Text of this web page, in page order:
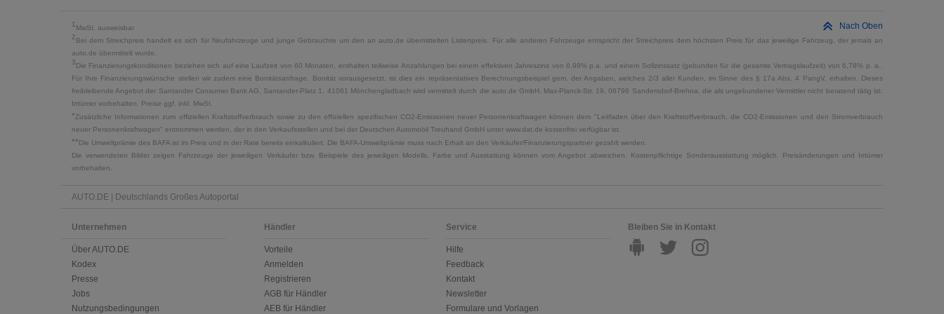
Nach Oben
1 MwSt. ausweisbar
2Bei dem Streichpreis handelt es sich für Neufahrzeuge und junge Gebrauchte um den an auto.de übermittelten Listenpreis. Für alle anderen Fahrzeuge entspricht der Streichpreis dem höchsten Preis für das jeweilige Fahrzeug, der jemals an
auto.de übermittelt wurde.
3Die Finanzierungskonditionen beziehen sich auf eine Laufzeit von 60 Monaten, enthalten teilweise Anzahlungen bei einem effektiven Jahreszins von 6,99% p.a. und einem Sollzinssatz (gebunden für die gesamte Vertragslaufzeit) von 6,78% p. a..
Für Ihre Finanzierungswünsche stellen wir zudem eine Bonitätsanfrage. Bonität vorausgesetzt, ist dies ein repräsentatives Berechnungsbeispiel gem. der Angaben, welches 2/3 aller Kunden, im Sinne des § 17a Abs. 4 PangV, erhalten. Dieses
freibleibende Angebot der Santander Consumer Bank AG, Santander-Platz 1, 41061 Mönchengladbach wird vermittelt durch die auto.de GmbH, Max-Planck-Str. 19, 06796 Sandersdorf-Brehna, die als ungebundener Vermittler nicht beratend tätig ist.
Irrtümer vorbehalten. Preise ggf. inkl. MwSt.
*Zusätzliche Informationen zum offiziellen Kraftstoffverbrauch sowie zu den offiziellen spezifischen CO2-Emissionen neuer Personenkraftwagen können dem "Leitfaden über den Kraftstoffverbrauch, die CO2-Emissionen und den Stromverbrauch
neuer Personenkraftwagen" entnommen werden, der in den Verkaufsstellen und bei der Deutschen Automobil Treuhand GmbH unter www.dat.de kostenfrei verfügbar ist.
**Die Umweltprämie des BAFA ist im Preis und in der Rate bereits einkalkuliert. Die BAFA-Umweltprämie muss nach Erhalt an den Verkäufer/Finanzierungspartner gezahlt werden.
Die verwendeten Bilder zeigen Fahrzeuge der jeweiligen Verkäufer bzw. Beispiele des jeweiligen Modells. Farbe und Ausstattung können vom Angebot abweichen. Kostenpflichtige Sonderausstattung möglich. Preisänderungen und Irrtümer
vorbehalten.
AUTO.DE | Deutschlands Großes Autoportal
Unternehmen
Über AUTO.DE
Kodex
Presse
Jobs
Nutzungsbedingungen
Händler
Vorteile
Anmelden
Registrieren
AGB für Händler
AEB für Händler
Service
Hilfe
Feedback
Kontakt
Newsletter
Formulare und Vorlagen
Bleiben Sie in Kontakt